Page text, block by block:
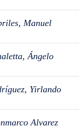
Manuel
Ángelo
Yirlando
Alvarez